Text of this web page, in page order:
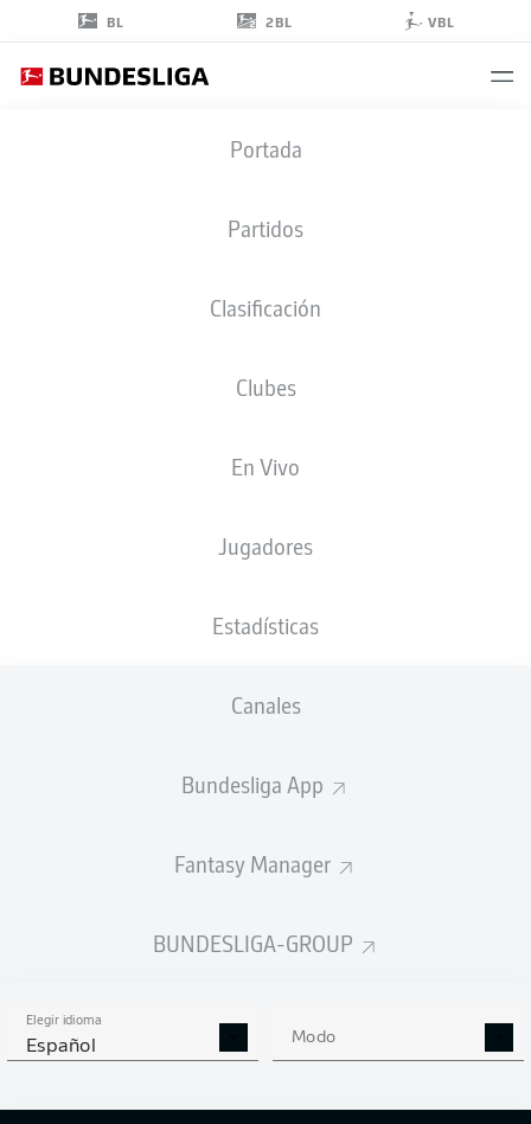
BL 2BL VBL
Portada
Partidos
Clasificación
Clubes
En Vivo
Jugadores
Estadísticas
Canales
Bundesliga App
Fantasy Manager
BUNDESLIGA-GROUP
Elegir idioma
Español Modo
12.08.2008
ESTADÍSTICAS